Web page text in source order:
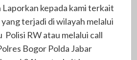
kepada kami terkait
terjadi di wilayah melalui
Polisi RW atau melalui call
Bogor Polda Jabar